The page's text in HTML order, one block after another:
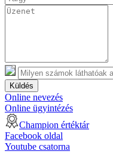
Küldés
Online nevezés
Online ügyintézés
Champion értéktár
Facebook oldal
Youtube csatorna